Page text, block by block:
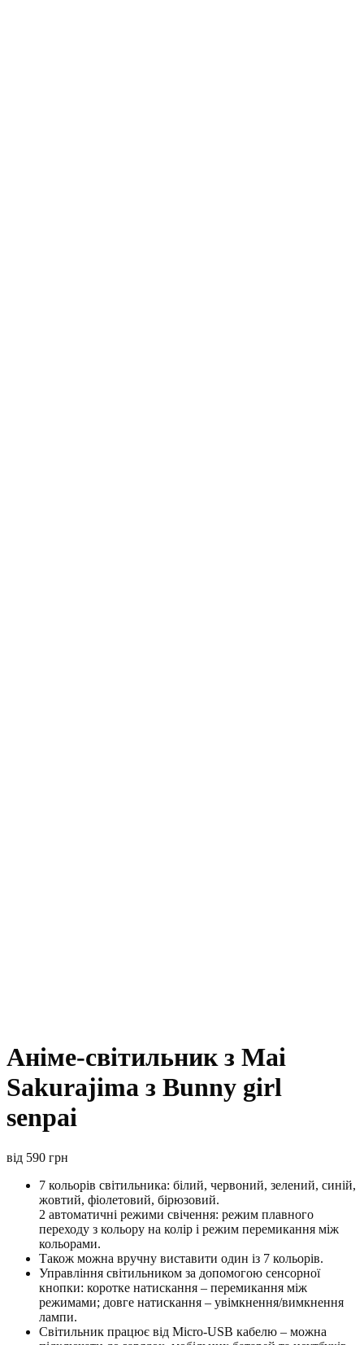
Аніме-світильник з Mai
Sakurajima з Bunny girl
senpai
від 590 грн
7 кольорів світильника: білий, червоний, зелений, синій,
жовтий, фіолетовий, бірюзовий.
2 автоматичні режими свічення: режим плавного
переходу з кольору на колір і режим перемикання між
кольорами.
Також можна вручну виставити один із 7 кольорів.
Управління світильником за допомогою сенсорної
кнопки: коротке натискання – перемикання між
режимами; довге натискання – увімкнення/вимкнення
лампи.
Світильник працює від Micro-USB кабелю – можна